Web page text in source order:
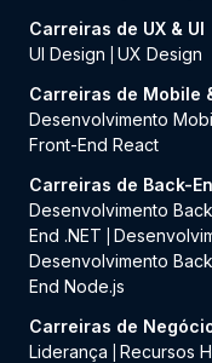
Carreiras de UX & UI
UI Design
UX Design
Carreiras de Mobile
Desenvolvimento
Front-End React
Carreiras de Back-
Desenvolvimento
End .NET
Desenvolvimento
End Node.js
Carreiras de
Liderança
Recursos